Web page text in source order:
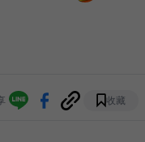
收藏